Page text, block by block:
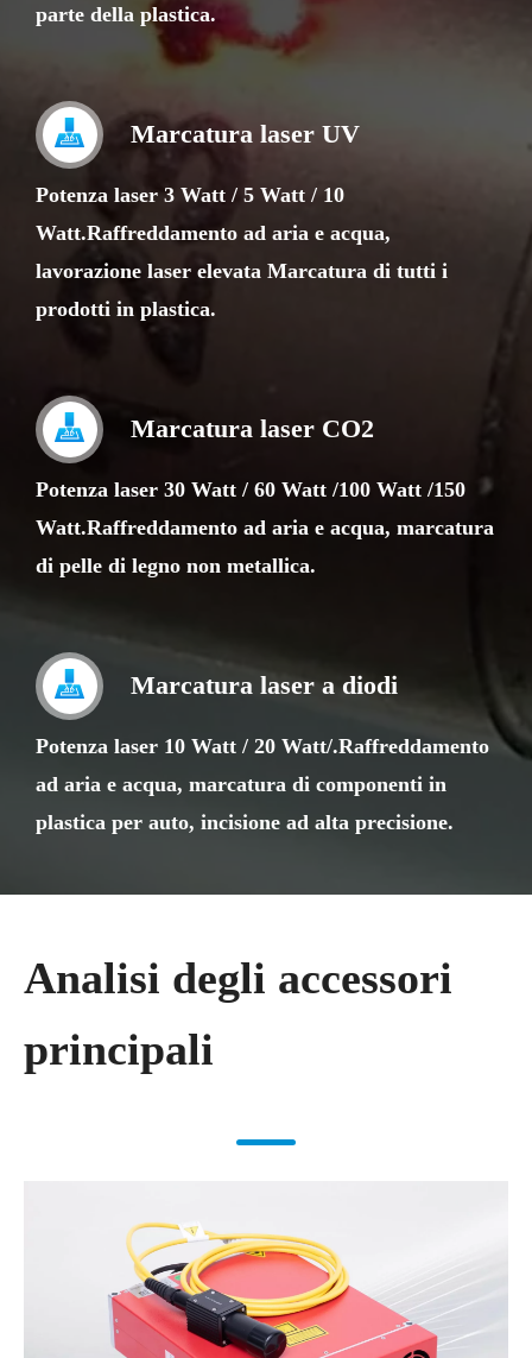
parte della plastica.
Marcatura laser UV
Potenza laser 3 Watt / 5 Watt / 10
Watt.Raffreddamento ad aria e acqua,
lavorazione laser elevata Marcatura di tutti i
prodotti in plastica.
Marcatura laser CO2
Potenza laser 30 Watt / 60 Watt /100 Watt /150
Watt.Raffreddamento ad aria e acqua, marcatura
di pelle di legno non metallica.
Marcatura laser a diodi
Potenza laser 10 Watt / 20 Watt/.Raffreddamento
ad aria e acqua, marcatura di componenti in
plastica per auto, incisione ad alta precisione.
Analisi degli accessori
principali​​​​​​​